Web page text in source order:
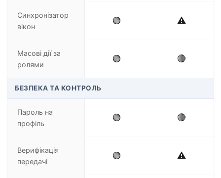
Синхронізатор
вікон
🟢 ⚠️
Масові дії за
ролями
🟢 🔴
БЕЗПЕКА ТА КОНТРОЛЬ
Пароль на
профіль
🟢 🔴
Верифікація
передачі
🟢 ⚠️